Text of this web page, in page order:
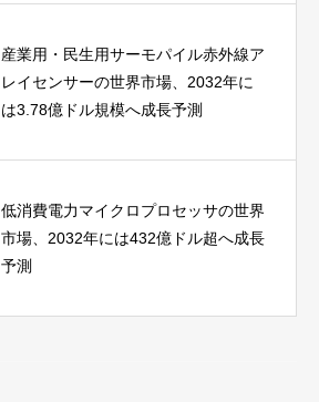
産業用・民生用サーモパイル赤外線ア
レイセンサーの世界市場、2032年に
は3.78億ドル規模へ成長予測
低消費電力マイクロプロセッサの世界
市場、2032年には432億ドル超へ成長
予測